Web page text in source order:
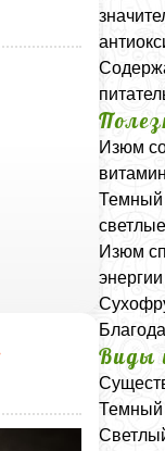
Изюм
Темный
Изюм
Виды
Темный